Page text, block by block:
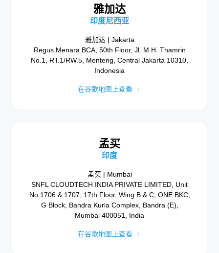
雅加达
印度尼西亚
雅加达 | Jakarta
Regus Menara BCA, 50th Floor, Jl. M.H. Thamrin
No.1, RT.1/RW.5, Menteng, Central Jakarta 10310,
Indonesia
在谷歌地图上查看
孟买
印度
孟买 | Mumbai
SNFL CLOUDTECH INDIA PRIVATE LIMITED, Unit
No 1706 & 1707, 17th Floor, Wing B & C, ONE BKC,
G Block, Bandra Kurla Complex, Bandra (E),
Mumbai 400051, India
在谷歌地图上查看
Paulista, São Paulo, SP, 04578-910, Brazil
在谷歌地图上查看
哥斯达黎加
Torre La Sabana, C. de la Sabana, Urbanización
在谷歌地图上查看
Bastioni di Porta Nuova, 21, 20121 Milan, Italy
在谷歌地图上查看
德国
Leopoldstraße 8, 80802 Munich, Germany
在谷歌地图上查看
巴黎
法国
179 avenue Charles de Gaulle, Neuilly-sur-Seine,